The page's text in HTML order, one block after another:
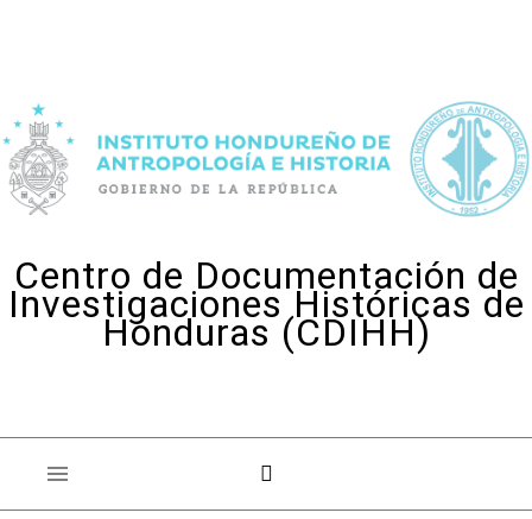
Centro de Documentación de
Investigaciones Históricas de
Honduras (CDIHH)